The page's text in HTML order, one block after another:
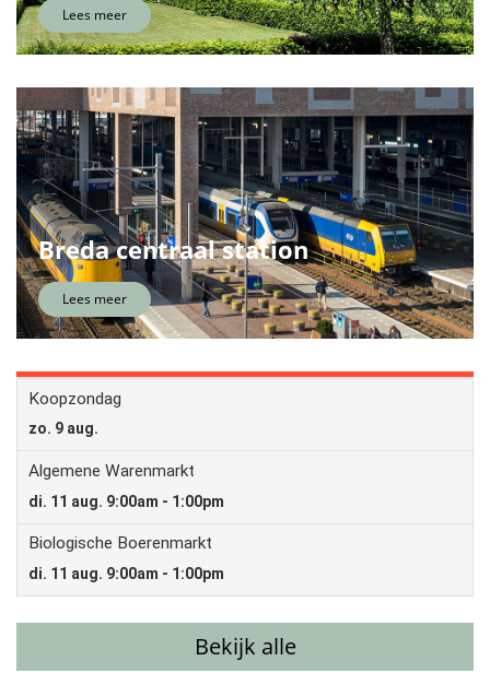
Lees meer
Breda centraal station
Lees meer
Bekijk alle